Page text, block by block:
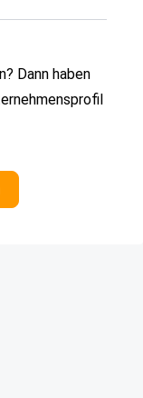
Dann haben